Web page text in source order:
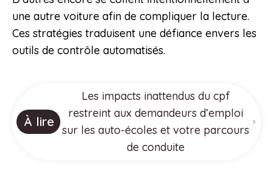
une autre voiture afin de compliquer la lecture.
Ces stratégies traduisent une défiance envers les
outils de contrôle automatisés.
À lire
Les impacts inattendus du cpf
restreint aux demandeurs d’emploi
sur les auto-écoles et votre parcours
de conduite